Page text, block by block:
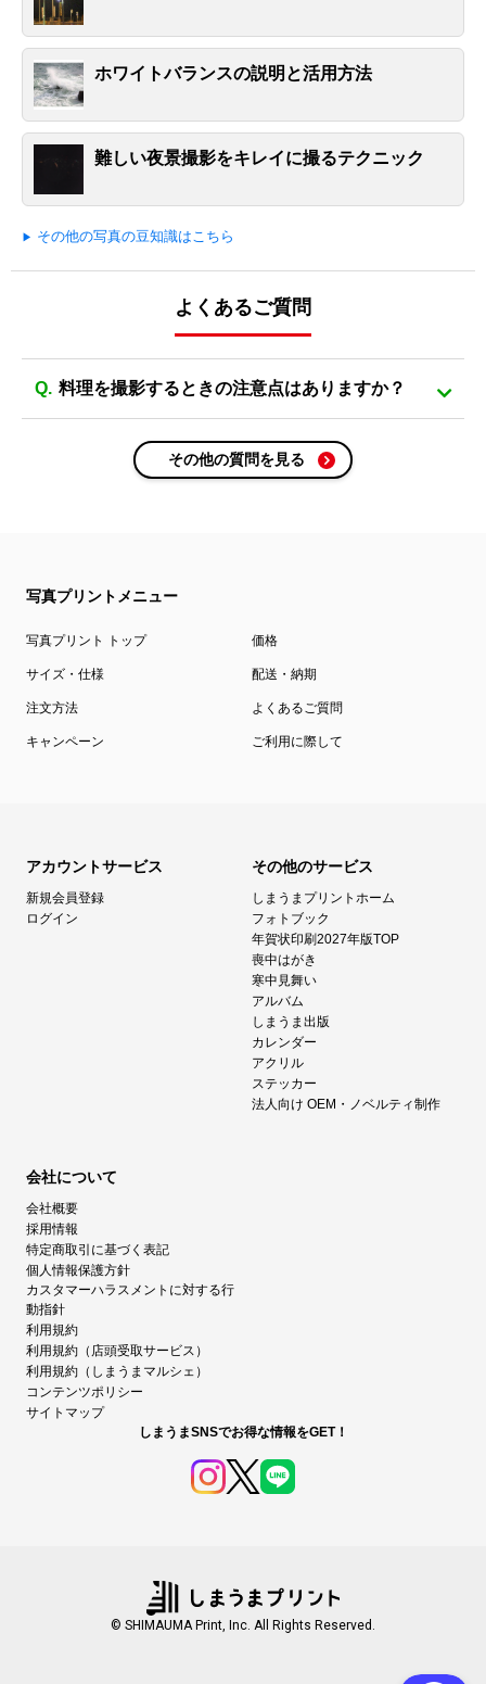
ホワイトバランスの説明と活用方法
難しい夜景撮影をキレイに撮るテクニック
その他の写真の豆知識はこちら
よくあるご質問
料理を撮影するときの注意点はありますか？
その他の質問を見る
写真プリントメニュー
写真プリント トップ 価格
サイズ・仕様 配送・納期
注文方法 よくあるご質問
キャンペーン ご利用に際して
アカウントサービス
新規会員登録
ログイン
その他のサービス
しまうまプリントホーム
フォトブック
年賀状印刷2027年版TOP
喪中はがき
寒中見舞い
アルバム
しまうま出版
カレンダー
アクリル
ステッカー
法人向け OEM・ノベルティ制作
会社について
会社概要
採用情報
特定商取引に基づく表記
個人情報保護方針
カスタマーハラスメントに対する行
動指針
利用規約
利用規約（店頭受取サービス）
利用規約（しまうまマルシェ）
コンテンツポリシー
サイトマップ
しまうまSNSでお得な情報をGET！
© SHIMAUMA Print, Inc. All Rights Reserved.